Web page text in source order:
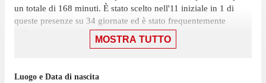
un totale di 168 minuti. È stato scelto nell'11 iniziale in 1 di
queste presenze su 34 giornate ed è stato frequentemente
utilizzato come subentrato, in 7 occasioni.
cui ha giocato solo un minuto. In totale il centrocampista ha
MOSTRA TUTTO
Luogo e Data di nascita